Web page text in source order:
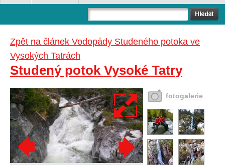
Zpět na článek Vodopády Studeného potoka ve
Vysokých Tatrách
Studený potok Vysoké Tatry
fotogalerie